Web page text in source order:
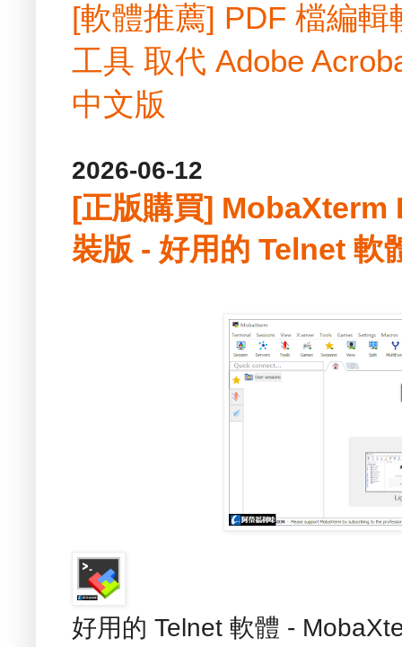
[軟體推薦] PDF 檔編
工具 取代 Adobe
中文版
2026-06-12
[正版購買]
裝版 - 好用的 Telnet 軟
好用的 Telnet 軟體 -